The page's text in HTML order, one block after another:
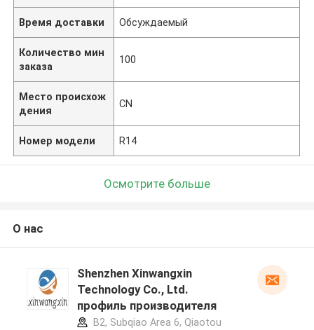
Время доставки Обсуждаемый
Количество мин
заказа
100
Место происхож
дения
CN
Номер модели R14
Осмотрите больше
О нас
Shenzhen Xinwangxin
Technology Co., Ltd.
профиль производителя
B2, Subqiao Area 6, Qiaotou